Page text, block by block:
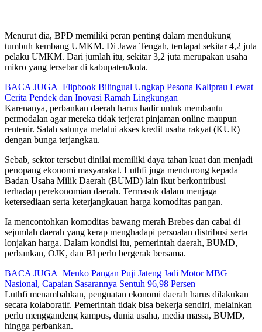
Menurut dia, BPD memiliki peran penting dalam mendukung
tumbuh kembang UMKM. Di Jawa Tengah, terdapat sekitar 4,2 juta
pelaku UMKM. Dari jumlah itu, sekitar 3,2 juta merupakan usaha
mikro yang tersebar di kabupaten/kota.
BACA JUGA Flipbook Bilingual Ungkap Pesona Kaliprau Lewat
Cerita Pendek dan Inovasi Ramah Lingkungan
Karenanya, perbankan daerah harus hadir untuk membantu
permodalan agar mereka tidak terjerat pinjaman online maupun
rentenir. Salah satunya melalui akses kredit usaha rakyat (KUR)
dengan bunga terjangkau.
Sebab, sektor tersebut dinilai memiliki daya tahan kuat dan menjadi
penopang ekonomi masyarakat. Luthfi juga mendorong kepada
Badan Usaha Milik Daerah (BUMD) lain ikut berkontribusi
terhadap perekonomian daerah. Termasuk dalam menjaga
ketersediaan serta keterjangkauan harga komoditas pangan.
Ia mencontohkan komoditas bawang merah Brebes dan cabai di
sejumlah daerah yang kerap menghadapi persoalan distribusi serta
lonjakan harga. Dalam kondisi itu, pemerintah daerah, BUMD,
perbankan, OJK, dan BI perlu bergerak bersama.
BACA JUGA Menko Pangan Puji Jateng Jadi Motor MBG
Nasional, Capaian Sasarannya Sentuh 96,98 Persen
Luthfi menambahkan, penguatan ekonomi daerah harus dilakukan
secara kolaboratif. Pemerintah tidak bisa bekerja sendiri, melainkan
perlu menggandeng kampus, dunia usaha, media massa, BUMD,
hingga perbankan.